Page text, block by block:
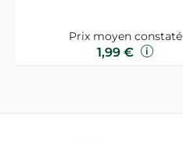
Prix moyen constaté
1,99 €